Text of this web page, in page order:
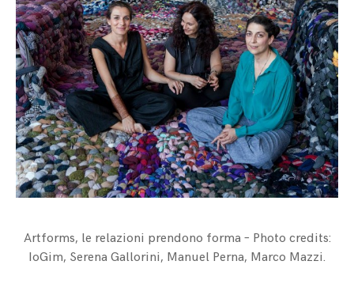
Artforms, le relazioni prendono forma – Photo credits:
IoGim, Serena Gallorini, Manuel Perna, Marco Mazzi.